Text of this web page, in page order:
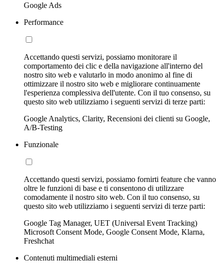
Google Ads
Performance
Accettando questi servizi, possiamo monitorare il
comportamento dei clic e della navigazione all'interno del
nostro sito web e valutarlo in modo anonimo al fine di
ottimizzare il nostro sito web e migliorare continuamente
l'esperienza complessiva dell'utente. Con il tuo consenso, su
questo sito web utilizziamo i seguenti servizi di terze parti:
Google Analytics, Clarity, Recensioni dei clienti su Google,
A/B-Testing
Funzionale
Accettando questi servizi, possiamo fornirti feature che vanno
oltre le funzioni di base e ti consentono di utilizzare
comodamente il nostro sito web. Con il tuo consenso, su
questo sito web utilizziamo i seguenti servizi di terze parti:
Google Tag Manager, UET (Universal Event Tracking)
Microsoft Consent Mode, Google Consent Mode, Klarna,
Freshchat
Contenuti multimediali esterni